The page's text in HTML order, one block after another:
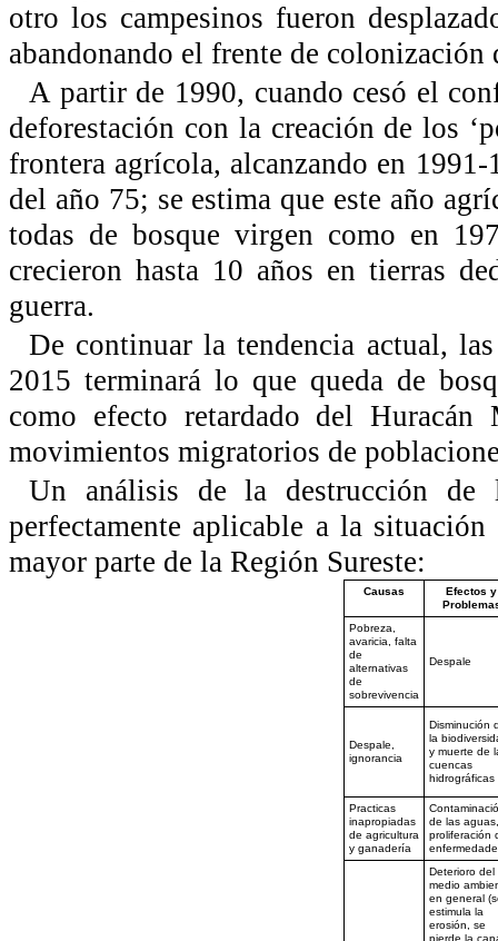
otro los campesinos fueron
abandonando el frente de colonización
A partir de 1990, cuando cesó el
deforestación con la creación de los
frontera agrícola, alcanzando en
del año 75; se estima que este año
todas de bosque virgen como en
crecieron hasta 10 años en tierras
guerra.
De continuar la tendencia actual,
2015 terminará lo que queda de
como efecto retardado del
movimientos migratorios de
Un análisis de la destrucción de
perfectamente aplicable a la
mayor parte de la Región Sureste:
Causas
Efectos y
Pobreza,
avaricia, falta
de
alternativas
de
sobrevivencia
Despale
Despale,
ignorancia
Disminución
la
y muerte de
cuencas
hidrográficas
Practicas
inapropiadas
de agricultura
y ganadería
de las aguas,
proliferación
Deterioro del
medio
en general
estimula la
erosión, se
pierde la